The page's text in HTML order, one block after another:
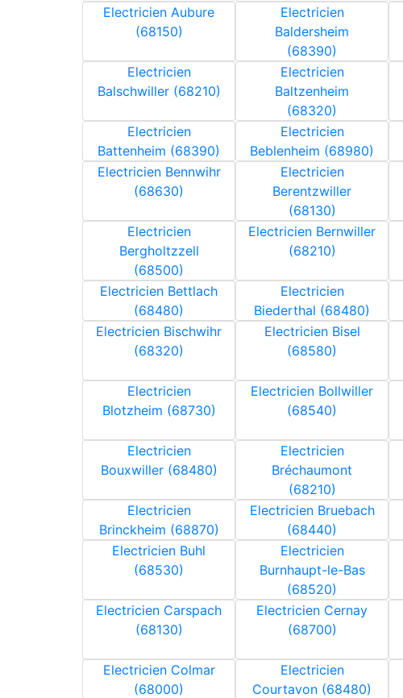
Electricien Aubure
(68150)
Electricien
Baldersheim
(68390)
Electricien
Balschwiller (68210)
Electricien
Baltzenheim
(68320)
Electricien
Battenheim (68390)
Electricien
Beblenheim (68980)
Electricien Bennwihr
(68630)
Electricien
Berentzwiller
(68130)
Electricien
Bergholtzzell
(68500)
Electricien Bernwiller
(68210)
Electricien Bettlach
(68480)
Electricien
Biederthal (68480)
Electricien Bischwihr
(68320)
Electricien Bisel
(68580)
Electricien
Blotzheim (68730)
Electricien Bollwiller
(68540)
Electricien
Bouxwiller (68480)
Electricien
Bréchaumont
(68210)
Electricien
Brinckheim (68870)
Electricien Bruebach
(68440)
Electricien Buhl
(68530)
Electricien
Burnhaupt-le-Bas
(68520)
Electricien Carspach
(68130)
Electricien Cernay
(68700)
Electricien Colmar
(68000)
Electricien
Courtavon (68480)